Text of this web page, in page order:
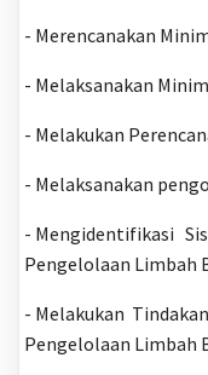
- Merencanakan
- Melaksanakan
- Melakukan
- Melaksanakan
- Mengidentifikasi
Pengelolaan Limbah
- Melakukan
Pengelolaan Limbah